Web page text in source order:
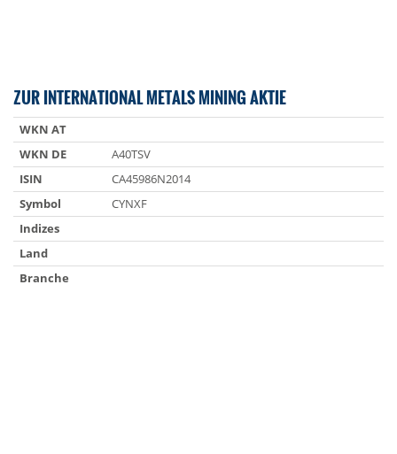
ZUR INTERNATIONAL METALS MINING AKTIE
WKN AT
WKN DE
A40TSV
ISIN
CA45986N2014
Symbol
CYNXF
Indizes
Land
Branche